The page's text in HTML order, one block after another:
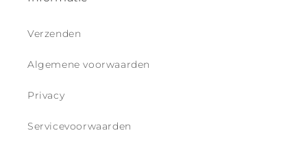
Verzenden
Algemene voorwaarden
Privacy
Servicevoorwaarden